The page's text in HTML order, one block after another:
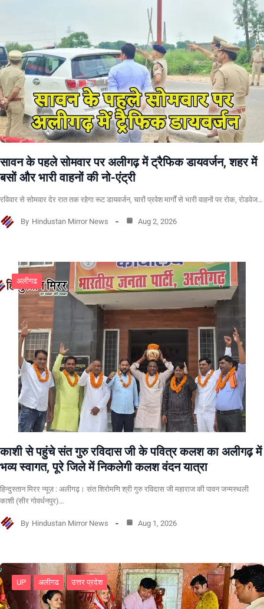
सावन के पहले सोमवार पर अलीगढ़ में ट्रैफिक डायवर्जन, शहर में
बसों और भारी वाहनों की नो-एंट्री
रविवार से सोमवार देर रात तक रहेगा रूट डायवर्जन, चारों प्रवेश मार्गों से भारी वाहनों पर रोक, रोडवेज…
By Hindustan Mirror News Aug 2, 2026
अलीगढ
काशी से पहुंचे संत गुरु रविदास जी के पवित्र कलश का अलीगढ़ में
भव्य स्वागत, पूरे जिले में निकलेगी कलश वंदन यात्रा
हिन्दुस्तान मिरर न्यूज़ : अलीगढ़। संत शिरोमणि श्री गुरु रविदास जी महाराज की पावन जन्मस्थली
काशी (सीर गोवर्धनपुर)…
By Hindustan Mirror News Aug 1, 2026
UP अलीगढ उत्तर प्रदेश